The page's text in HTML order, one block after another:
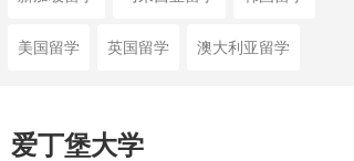
美国留学 英国留学 澳大利亚留学
爱丁堡大学